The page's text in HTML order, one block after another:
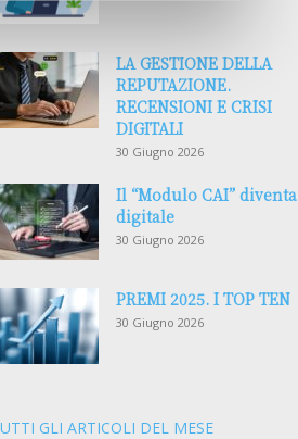
LA GESTIONE DELLA
REPUTAZIONE.
RECENSIONI E CRISI
DIGITALI
30 Giugno 2026
Il “Modulo CAI” diventa
digitale
30 Giugno 2026
PREMI 2025. I TOP TEN
30 Giugno 2026
GLI ARTICOLI DEL MESE